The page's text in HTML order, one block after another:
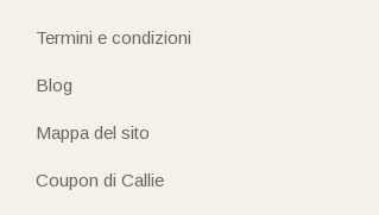
Termini e condizioni
Blog
Mappa del sito
Coupon di Callie